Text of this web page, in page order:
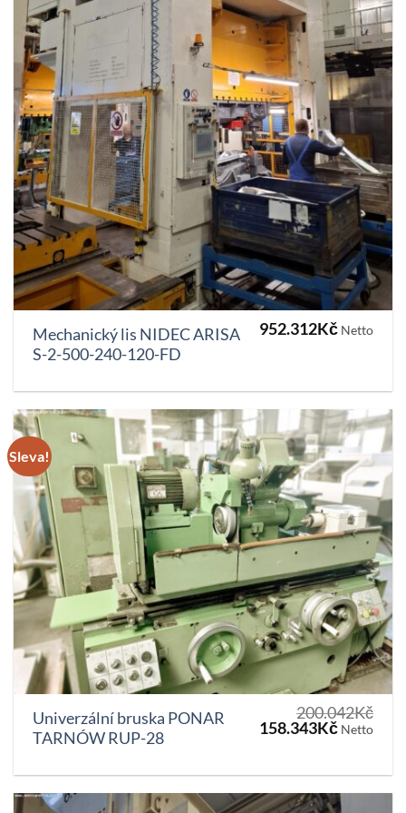
Mechanický lis NIDEC ARISA
S-2-500-240-120-FD
952.312Kč Netto
Sleva!
Univerzální bruska PONAR
TARNÓW RUP-28
200.042Kč
Původní
200.042Kč.
158.343KčAktuální
Netto